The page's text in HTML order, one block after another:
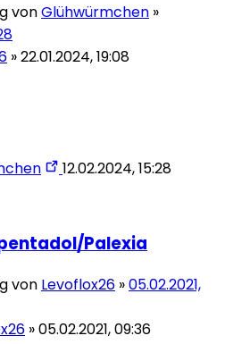
vonGlühwürmchen »
»22.01.2024, 19:08
12.02.2024, 15:28
Palexia
von Levoflox26 »05.02.2021,
»05.02.2021, 09:36